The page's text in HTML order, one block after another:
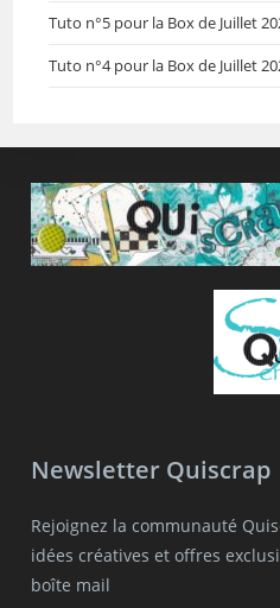
Tuto n°5 pour la Box de Juillet
Tuto n°4 pour la Box de Juillet
Newsletter Quiscrap
Rejoignez la communauté
idées créatives et offres
boîte mail